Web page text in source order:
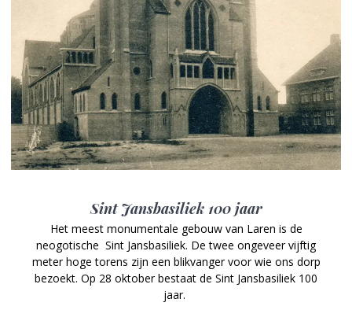
Sint Jansbasiliek 100 jaar
Het meest monumentale gebouw van Laren is de
neogotische ­ Sint Jansbasiliek. De twee ongeveer vijftig
meter hoge torens zijn een blikvanger voor wie ons dorp
bezoekt. Op 28 oktober bestaat de Sint Jansbasiliek 100
jaar.